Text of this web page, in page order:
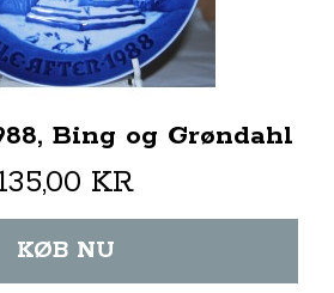
Bing og Grøndahl
KR
KØB NU